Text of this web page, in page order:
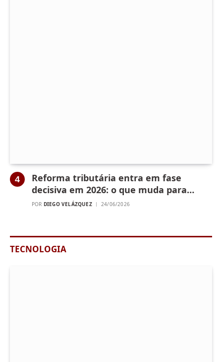
Reforma tributária entra em fase
decisiva em 2026: o que muda para
empresas e consumidores no Piauí
POR DIEGO VELÁZQUEZ 24/06/2026
TECNOLOGIA